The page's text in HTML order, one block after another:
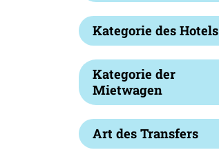
Kategorie des Hotels
Kategorie der
Mietwagen
Art des Transfers